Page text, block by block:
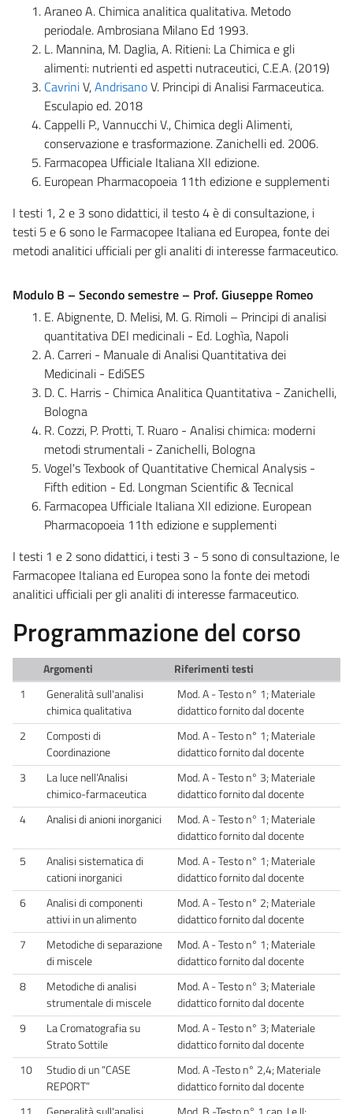
Araneo A. Chimica analitica qualitativa. Metodo
periodale. Ambrosiana Milano Ed 1993.
L. Mannina, M. Daglia, A. Ritieni: La Chimica e gli
alimenti: nutrienti ed aspetti nutraceutici, C.E.A. (2019)
CavriniV,AndrisanoV. Principi di Analisi Farmaceutica.
Esculapio ed. 2018
Cappelli P., Vannucchi V., Chimica degli Alimenti,
conservazione e trasformazione. Zanichelli ed. 2006.
Farmacopea Ufficiale Italiana XII edizione.
European Pharmacopoeia 11th edizione e supplementi
I testi 1, 2 e 3 sono didattici, il testo 4 è di consultazione, i
testi 5 e 6 sono le Farmacopee Italiana ed Europea, fonte dei
metodi analitici ufficiali per gli analiti di interesse farmaceutico.
Modulo B – Secondo semestre – Prof. Giuseppe Romeo
E. Abignente, D. Melisi, M. G. Rimoli – Principi di analisi
quantitativa DEI medicinali - Ed. Loghìa, Napoli
A. Carreri - Manuale di Analisi Quantitativa dei
Medicinali - EdiSES
D. C. Harris - Chimica Analitica Quantitativa - Zanichelli,
Bologna
R. Cozzi, P. Protti, T. Ruaro - Analisi chimica: moderni
metodi strumentali - Zanichelli, Bologna
Vogel's Texbook of Quantitative Chemical Analysis -
Fifth edition - Ed. Longman Scientific & Tecnical
Farmacopea Ufficiale Italiana XII edizione. European
Pharmacopoeia 11th edizione e supplementi
I testi 1 e 2 sono didattici, i testi 3 - 5 sono di consultazione, le
Farmacopee Italiana ed Europea sono la fonte dei metodi
analitici ufficiali per gli analiti di interesse farmaceutico.
Programmazione del corso
Argomenti
Riferimenti testi
1
Generalità sull'analisi
chimica qualitativa
Mod. A - Testo n° 1; Materiale
didattico fornito dal docente
2
Composti di
Coordinazione
Mod. A - Testo n° 1; Materiale
didattico fornito dal docente
3
La luce nell’Analisi
chimico-farmaceutica
Mod. A - Testo n° 3; Materiale
didattico fornito dal docente
4
Analisi di anioni inorganici
Mod. A - Testo n° 1; Materiale
didattico fornito dal docente
5
Analisi sistematica di
cationi inorganici
Mod. A - Testo n° 1; Materiale
didattico fornito dal docente
6
Analisi di componenti
attivi in un alimento
Mod. A - Testo n° 2; Materiale
didattico fornito dal docente
7
Metodiche di separazione
di miscele
Mod. A - Testo n° 1; Materiale
didattico fornito dal docente
8
Metodiche di analisi
strumentale di miscele
Mod. A - Testo n° 3; Materiale
didattico fornito dal docente
9
La Cromatografia su
Strato Sottile
Mod. A - Testo n° 3; Materiale
didattico fornito dal docente
10
Studio di un “CASE
REPORT”
Mod. A -Testo n° 2,4; Materiale
didattico fornito dal docente